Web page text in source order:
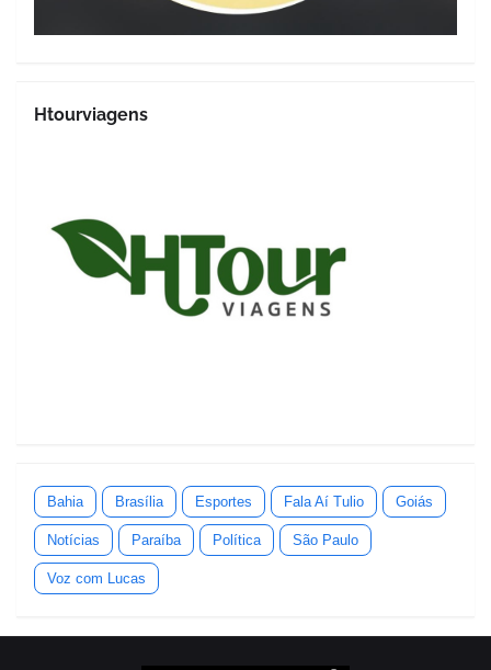
Htourviagens
Bahia Brasília Esportes Fala Aí Tulio Goiás
Notícias Paraíba Política São Paulo
Voz com Lucas